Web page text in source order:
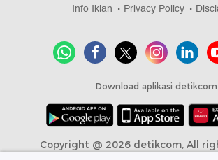
Info Iklan
Privacy Policy
Download aplikasi detikcom
Copyright @ 2026 detikcom, All